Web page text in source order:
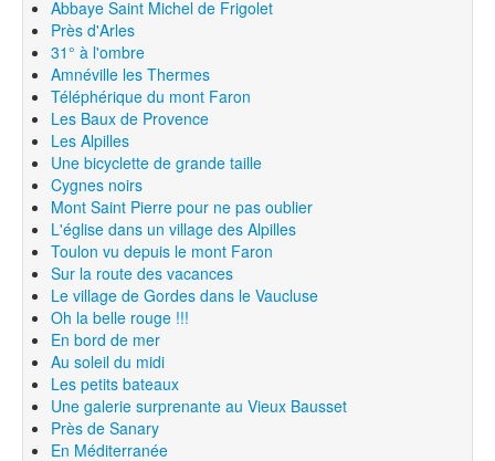
Abbaye Saint Michel de Frigolet
Près d'Arles
31° à l'ombre
Amnéville les Thermes
Téléphérique du mont Faron
Les Baux de Provence
Les Alpilles
Une bicyclette de grande taille
Cygnes noirs
Mont Saint Pierre pour ne pas oublier
L'église dans un village des Alpilles
Toulon vu depuis le mont Faron
Sur la route des vacances
Le village de Gordes dans le Vaucluse
Oh la belle rouge !!!
En bord de mer
Au soleil du midi
Les petits bateaux
Une galerie surprenante au Vieux Bausset
Près de Sanary
En Méditerranée